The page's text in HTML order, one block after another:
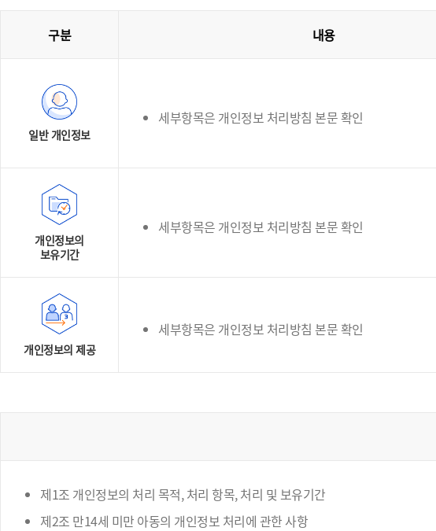
구분 내용
일반 개인정보
세부항목은 개인정보 처리방침 본문 확인
개인정보의
보유기간
세부항목은 개인정보 처리방침 본문 확인
개인정보의 제공
세부항목은 개인정보 처리방침 본문 확인
제1조 개인정보의 처리 목적, 처리 항목, 처리 및 보유기간
제2조 만14세 미만 아동의 개인정보 처리에 관한 사항